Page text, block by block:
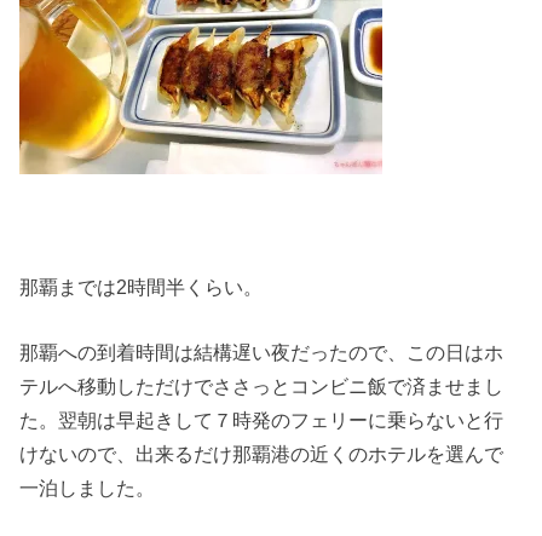
那覇までは2時間半くらい。
那覇への到着時間は結構遅い夜だったので、この日はホ
テルへ移動しただけでささっとコンビニ飯で済ませまし
た。翌朝は早起きして７時発のフェリーに乗らないと行
けないので、出来るだけ那覇港の近くのホテルを選んで
一泊しました。